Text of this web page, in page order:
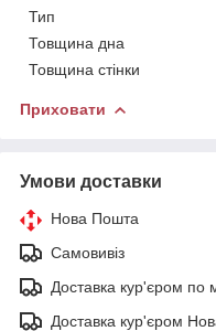
Тип
Товщина дна
Товщина стінки
Приховати
Умови доставки
Нова Пошта
Самовивіз
Доставка кур'єром по
Доставка кур'єром